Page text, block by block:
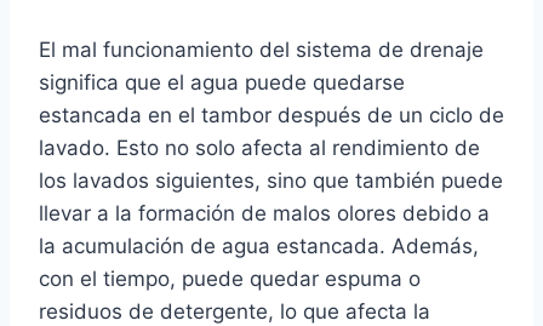
El mal funcionamiento del sistema de drenaje
significa que el agua puede quedarse
estancada en el tambor después de un ciclo de
lavado. Esto no solo afecta al rendimiento de
los lavados siguientes, sino que también puede
llevar a la formación de malos olores debido a
la acumulación de agua estancada. Además,
con el tiempo, puede quedar espuma o
residuos de detergente, lo que afecta la